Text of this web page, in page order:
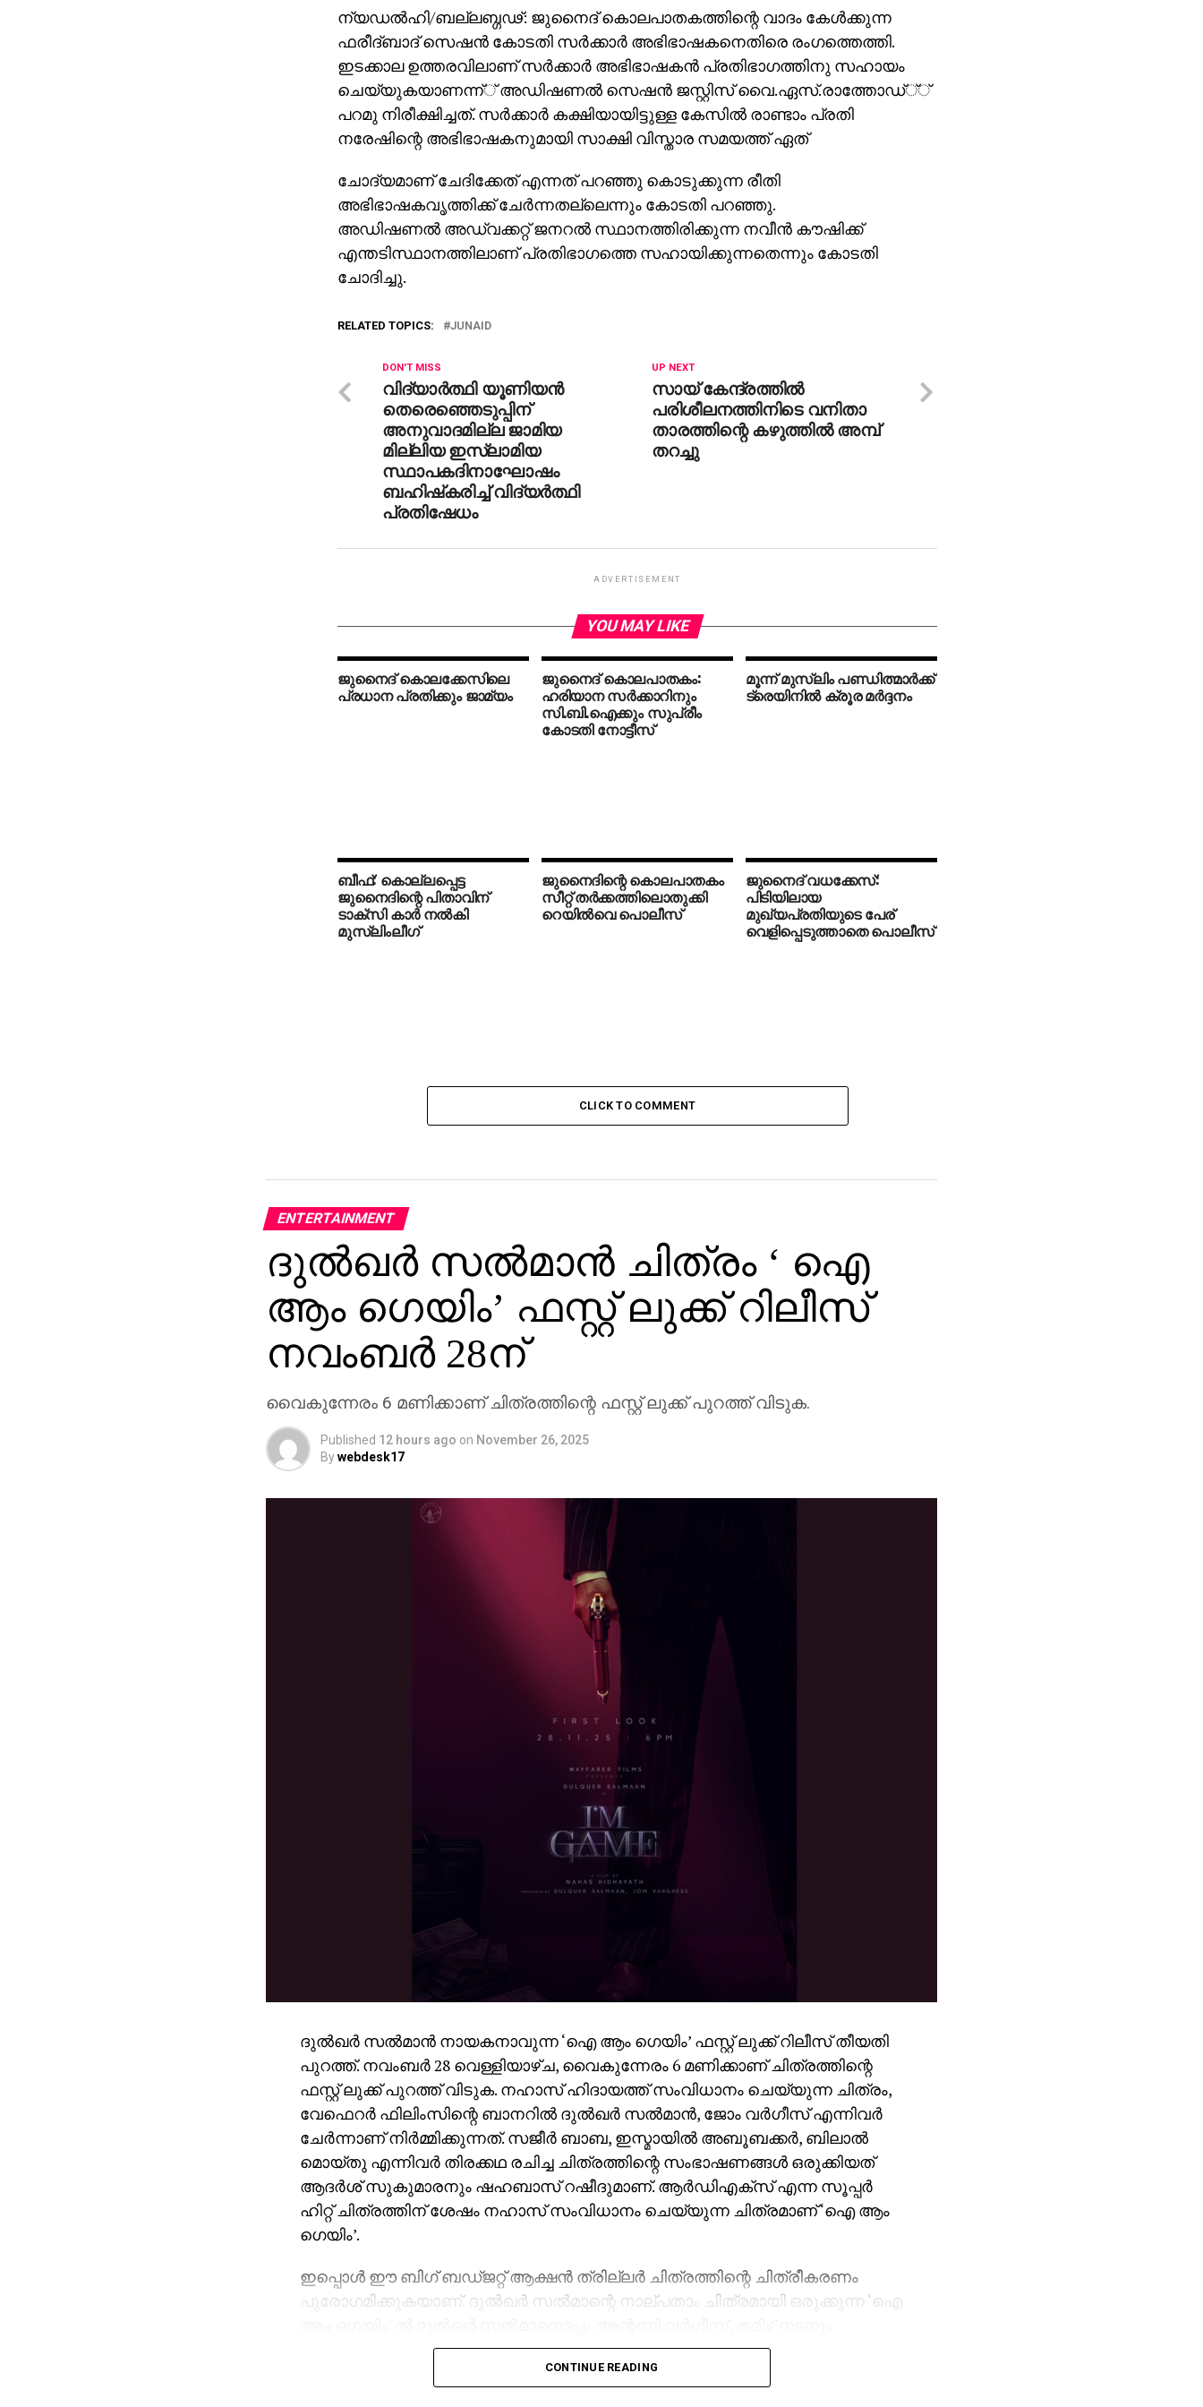
ന്യഡല്‍ഹി/ബല്ലബ്ഗഢ്: ജുനൈദ് കൊലപാതകത്തിന്റെ വാദം കേള്‍ക്കുന്ന
ഫരീദ്ബാദ് സെഷന്‍ കോടതി സര്‍ക്കാര്‍ അഭിഭാഷകനെതിരെ രംഗത്തെത്തി.
ഇടക്കാല ഉത്തരവിലാണ് സര്‍ക്കാര്‍ അഭിഭാഷകന്‍ പ്രതിഭാഗത്തിനു സഹായം
ചെയ്യുകയാണന്ന്് അഡിഷണല്‍ സെഷന്‍ ജസ്റ്റിസ് വൈ.ഏസ്.രാത്തോഡ്്്
പറമു നിരീക്ഷിച്ചത്. സര്‍ക്കാര്‍ കക്ഷിയായിട്ടുള്ള കേസില്‍ രാണ്ടാം പ്രതി
നരേഷിന്റെ അഭിഭാഷകനുമായി സാക്ഷി വിസ്താര സമയത്ത് ഏത്
ചോദ്യമാണ് ചേദിക്കേത് എന്നത് പറഞ്ഞു കൊടുക്കുന്ന രീതി
അഭിഭാഷകവൃത്തിക്ക് ചേര്‍ന്നതല്ലെന്നും കോടതി പറഞ്ഞു.
അഡിഷണല്‍ അഡ്വക്കറ്റ് ജനറല്‍ സ്ഥാനത്തിരിക്കുന്ന നവീന്‍ കൗഷിക്ക്
എന്തടിസ്ഥാനത്തിലാണ് പ്രതിഭാഗത്തെ സഹായിക്കുന്നതെന്നും കോടതി
ചോദിച്ചു.
RELATED TOPICS: JUNAID
UP NEXT
സായ് കേന്ദ്രത്തില്‍
പരിശീലനത്തിനിടെ വനിതാ
താരത്തിന്റെ കഴുത്തില്‍ അമ്പ്
തറച്ചു
DON'T MISS
വിദ്യാര്‍ത്ഥി യൂണിയന്‍
തെരെഞ്ഞെടുപ്പിന്
അനുവാദമില്ല ജാമിയ
മില്ലിയ ഇസ്ലാമിയ
സ്ഥാപകദിനാഘോഷം
ബഹിഷ്‌കരിച്ച് വിദ്യര്‍ത്ഥി
പ്രതിഷേധം
ADVERTISEMENT
YOU MAY LIKE
ജുനൈദ് കൊലക്കേസിലെ
പ്രധാന പ്രതിക്കും ജാമ്യം
ജുനൈദ് കൊലപാതകം:
ഹരിയാന സര്‍ക്കാറിനും
സി.ബി.ഐക്കും സുപ്രീം
കോടതി നോട്ടീസ്
മൂന്ന് മുസ്ലിം പണ്ഡിത്മാര്‍ക്ക്
ട്രെയിനില്‍ ക്രൂര മര്‍ദ്ദനം
ബീഫ്: കൊല്ലപ്പെട്ട
ജുനൈദിന്റെ പിതാവിന്
ടാക്‌സി കാര്‍ നല്‍കി
മുസ്‌ലിംലീഗ്
ജുനൈദിന്റെ കൊലപാതകം
സീറ്റ് തര്‍ക്കത്തിലൊതുക്കി
റെയില്‍വെ പൊലീസ്
ജുനൈദ് വധക്കേസ്:
പിടിയിലായ
മുഖ്യപ്രതിയുടെ പേര്
വെളിപ്പെടുത്താതെ പൊലീസ്
CLICK TO COMMENT
ENTERTAINMENT
ദുല്‍ഖര്‍ സല്‍മാന്‍ ചിത്രം ‘ ഐ
ആം ഗെയിം’ ഫസ്റ്റ് ലുക്ക് റിലീസ്
നവംബര്‍ 28ന്
വൈകുന്നേരം 6 മണിക്കാണ് ചിത്രത്തിന്റെ ഫസ്റ്റ് ലുക്ക് പുറത്ത് വിടുക.
Published 12 hours ago on November 26, 2025
Bywebdesk17
ദുല്‍ഖര്‍ സല്‍മാന്‍ നായകനാവുന്ന ‘ഐ ആം ഗെയിം’ ഫസ്റ്റ് ലുക്ക് റിലീസ് തീയതി
പുറത്ത്. നവംബര്‍ 28 വെള്ളിയാഴ്ച, വൈകുന്നേരം 6 മണിക്കാണ് ചിത്രത്തിന്റെ
ഫസ്റ്റ് ലുക്ക് പുറത്ത് വിടുക. നഹാസ് ഹിദായത്ത് സംവിധാനം ചെയ്യുന്ന ചിത്രം,
വേഫെറര്‍ ഫിലിംസിന്റെ ബാനറില്‍ ദുല്‍ഖര്‍ സല്‍മാന്‍, ജോം വര്‍ഗീസ് എന്നിവര്‍
ചേര്‍ന്നാണ് നിര്‍മ്മിക്കുന്നത്. സജീര്‍ ബാബ, ഇസ്മായില്‍ അബൂബക്കര്‍, ബിലാല്‍
മൊയ്തു എന്നിവര്‍ തിരക്കഥ രചിച്ച ചിത്രത്തിന്റെ സംഭാഷണങ്ങള്‍ ഒരുക്കിയത്
ആദര്‍ശ് സുകുമാരനും ഷഹബാസ് റഷീദുമാണ്. ആര്‍ഡിഎക്‌സ് എന്ന സൂപ്പര്‍
ഹിറ്റ് ചിത്രത്തിന് ശേഷം നഹാസ് സംവിധാനം ചെയ്യുന്ന ചിത്രമാണ് ‘ഐ ആം
ഗെയിം’.
ഇപ്പൊള്‍ ഈ ബിഗ് ബഡ്ജറ്റ് ആക്ഷന്‍ ത്രില്ലര്‍ ചിത്രത്തിന്റെ ചിത്രീകരണം
പുരോഗമിക്കുകയാണ്. ദുല്‍ഖര്‍ സല്‍മാന്റെ നാല്പതാം ചിത്രമായി ഒരുക്കുന്ന ‘ഐ
സംവിധായകനുമായ മിഷ്‌കിന്‍, കതിര്‍, പാര്‍ത്ഥ് തിവാരി, തമിഴ് നായികാ താരം
സംയുക്ത വിശ്വനാഥന്‍ എന്നിവരും വേഷമിടുന്നുണ്ട്. കബാലി, കെജിഎഫ്
CONTINUE READING